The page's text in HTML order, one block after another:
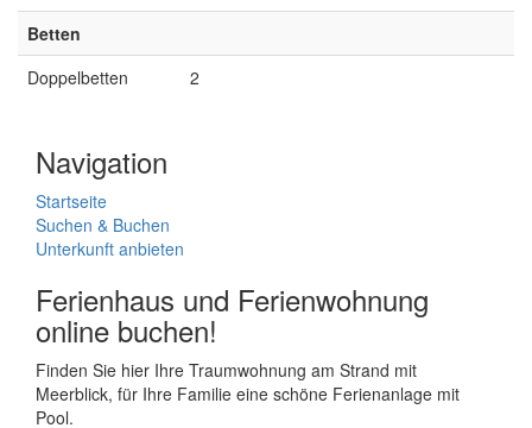
Betten
Doppelbetten
2
Navigation
Startseite
Suchen & Buchen
Unterkunft anbieten
Ferienhaus und Ferienwohnung
online buchen!
Finden Sie hier Ihre Traumwohnung am Strand mit
Meerblick, für Ihre Familie eine schöne Ferienanlage mit
Pool.